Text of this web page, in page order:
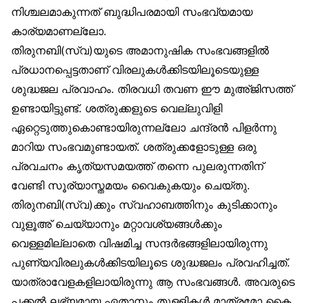
നിശ്ചലമാകുന്നത് ബുദ്ധിപരമായി സംഭവ്യമായ
കാര്യമാണല്ലോ.
തിരുനബി(സ്വ)യുടെ അമാനുഷിക സംഭവങ്ങളിൽ
പ്രധാനപ്പെട്ടതാണ് വിരലുകൾക്കിടയിലൂടെയുള്ള
ശുദ്ധജല പ്രവാഹം. തിരവധി തവണ ഈ മുഅ്ജിസത്ത്
ഉണ്ടായിട്ടുണ്ട്. ശത്രുക്കളുടെ വെല്ലുവിളി
ഏറ്റെടുത്തുകൊണ്ടായിരുന്നല്ലോ ചന്ദ്രൻ പിളർന്നു
മാറിയ സംഭവമുണ്ടായത്. ശത്രുക്കളോടുള്ള ഒരു
പ്രവചനം കൃത്യസമയത്ത് തന്നെ പുലരുന്നതിന്
വേണ്ടി സൂര്യാസ്തമയം വൈകുകയും ചെയ്തു.
തിരുനബി(സ്വ)ക്കും സ്വഹാബത്തിനും കുടിക്കാനും
വുളൂഅ് ചെയ്യാനും മറ്റാവശ്യങ്ങൾക്കും
വെള്ളമില്ലാതെ വിഷമിച്ച സന്ദർഭങ്ങളിലായിരുന്നു
പുണ്യവിരലുകൾക്കിടയിലൂടെ ശുദ്ധജലം പ്രവഹിച്ചത്.
യാത്രാവേളകളിലായിരുന്നു ആ സംഭവങ്ങൾ. അവരുടെ